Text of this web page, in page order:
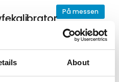
About
På messen
På messen